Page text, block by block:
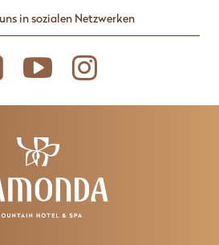
in sozialen Netzwerken